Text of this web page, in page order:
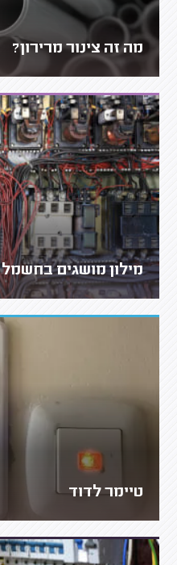
מה זה צינור מרירון?
מילון מושגים בחשמל
טיימר לדוד